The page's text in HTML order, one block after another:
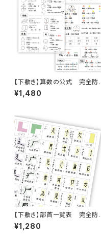
【下敷き】算数の公式 完全防
水 小学生 中学生 高校
生 A4サイズ 角丸 ソノリテ
¥1,480
【下敷き】部首一覧表 完全防
水 漢字 小学生 中学生
高校生 角丸 A4サイズ ソノ
¥1,280